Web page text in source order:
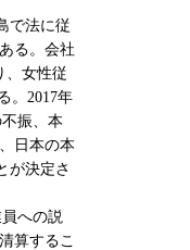
で法に従
る。会社
、女性従
。2017年
振、本
日本の本
が決定さ
員への説
算するこ